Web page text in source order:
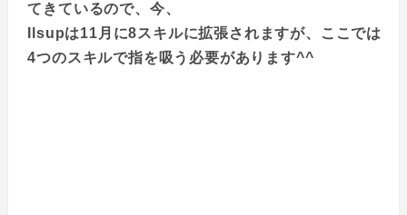
てきているので、今、
Ilsupは11月に8スキルに拡張されますが、ここでは
4つのスキルで指を吸う必要があります^^